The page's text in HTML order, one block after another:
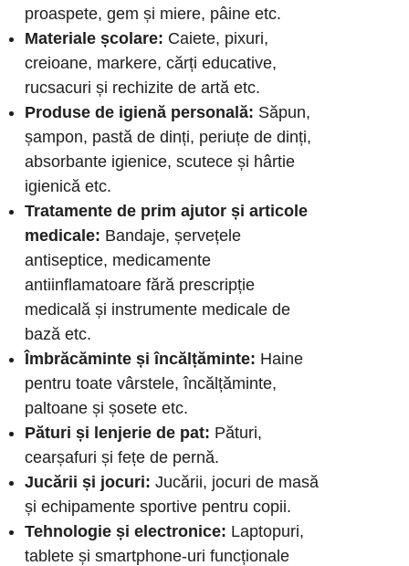
proaspete, gem și miere, pâine etc.
Materiale școlare: Caiete, pixuri,
creioane, markere, cărți educative,
rucsacuri și rechizite de artă etc.
Produse de igienă personală: Săpun,
șampon, pastă de dinți, periuțe de dinți,
absorbante igienice, scutece și hârtie
igienică etc.
Tratamente de prim ajutor și articole
medicale: Bandaje, șervețele
antiseptice, medicamente
antiinflamatoare fără prescripție
medicală și instrumente medicale de
bază etc.
Îmbrăcăminte și încălțăminte: Haine
pentru toate vârstele, încălțăminte,
paltoane și șosete etc.
Pături și lenjerie de pat: Pături,
cearșafuri și fețe de pernă.
Jucării și jocuri: Jucării, jocuri de masă
și echipamente sportive pentru copii.
Tehnologie și electronice: Laptopuri,
tablete și smartphone-uri funcționale